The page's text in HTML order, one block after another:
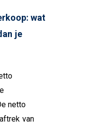
wat
je
netto
van